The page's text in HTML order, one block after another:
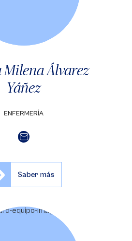
Milena Álvarez
Yáñez
ENFERMERÍA
Saber más